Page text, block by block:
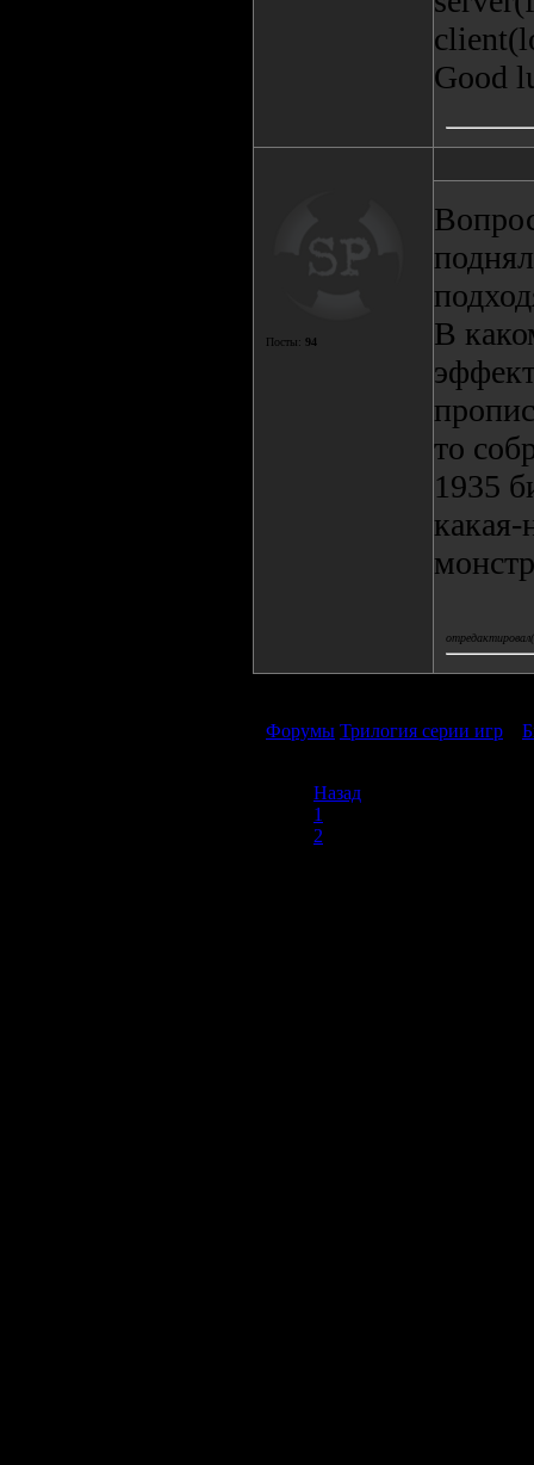
Good
Посты: 94
В
то
1935
Форумы Трилогия серии игр
Назад
1
2